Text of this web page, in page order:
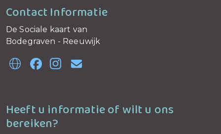
Contact Informatie
De Sociale kaart van
Bodegraven - Reeuwijk
Heeft u informatie of wilt u ons
bereiken?